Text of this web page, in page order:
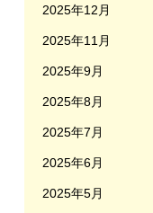
2025年12月
2025年11月
2025年9月
2025年8月
2025年7月
2025年6月
2025年5月